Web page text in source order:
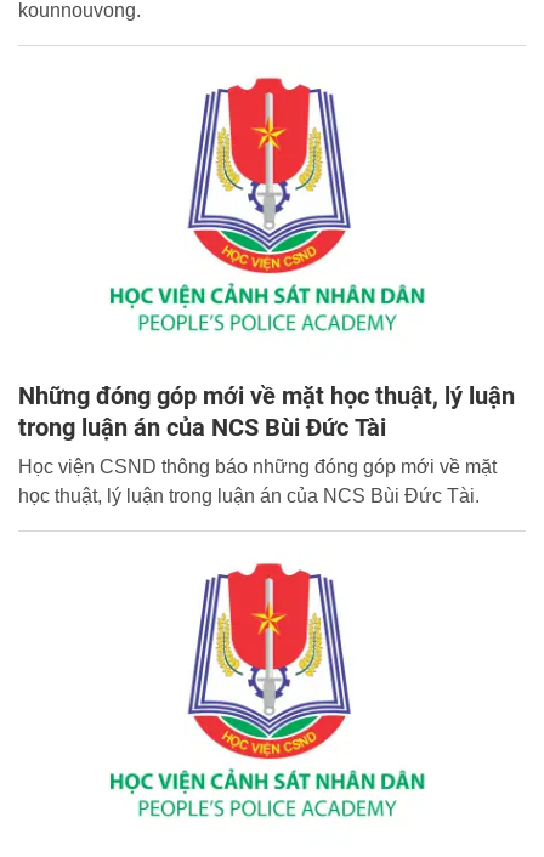
kounnouvong.
Những đóng góp mới về mặt học thuật, lý luận
trong luận án của NCS Bùi Đức Tài
Học viện CSND thông báo những đóng góp mới về mặt
học thuật, lý luận trong luận án của NCS Bùi Đức Tài.